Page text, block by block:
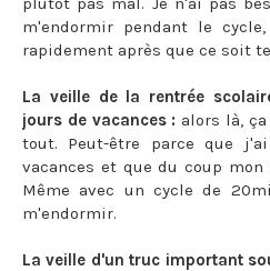
m'endormir pendant le
rapidement après que ce soit
La veille de la rentrée
jours de vacances : alors là,
tout. Peut-être parce que
vacances et que du coup
Même avec un cycle de
m'endormir.
La veille d'un truc important